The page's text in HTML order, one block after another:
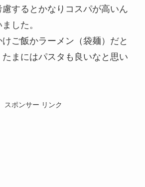
するとかなりコスパが高いん
した。
ご飯かラーメン（袋麺）だと
まにはパスタも良いなと思い
スポンサー リンク